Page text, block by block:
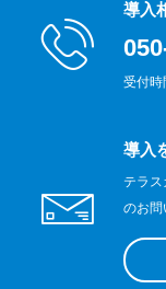
導入
受付
導入
テラス
のお問